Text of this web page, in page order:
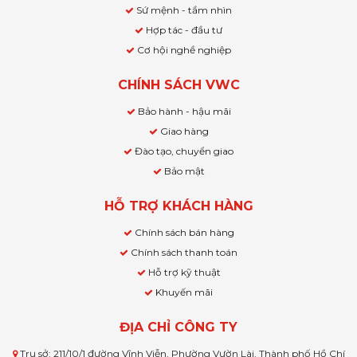
Sứ mệnh - tầm nhìn
Hợp tác - đầu tư
Cơ hội nghề nghiệp
CHÍNH SÁCH VWC
Bảo hành - hậu mãi
Giao hàng
Đào tạo, chuyển giao
Bảo mật
HỖ TRỢ KHÁCH HÀNG
Chính sách bán hàng
Chính sách thanh toán
Hỗ trợ kỹ thuật
Khuyến mãi
ĐỊA CHỈ CÔNG TY
Trụ sở: 211/10/1 đường Vĩnh Viễn, Phường Vườn Lài, Thành phố Hồ Chí